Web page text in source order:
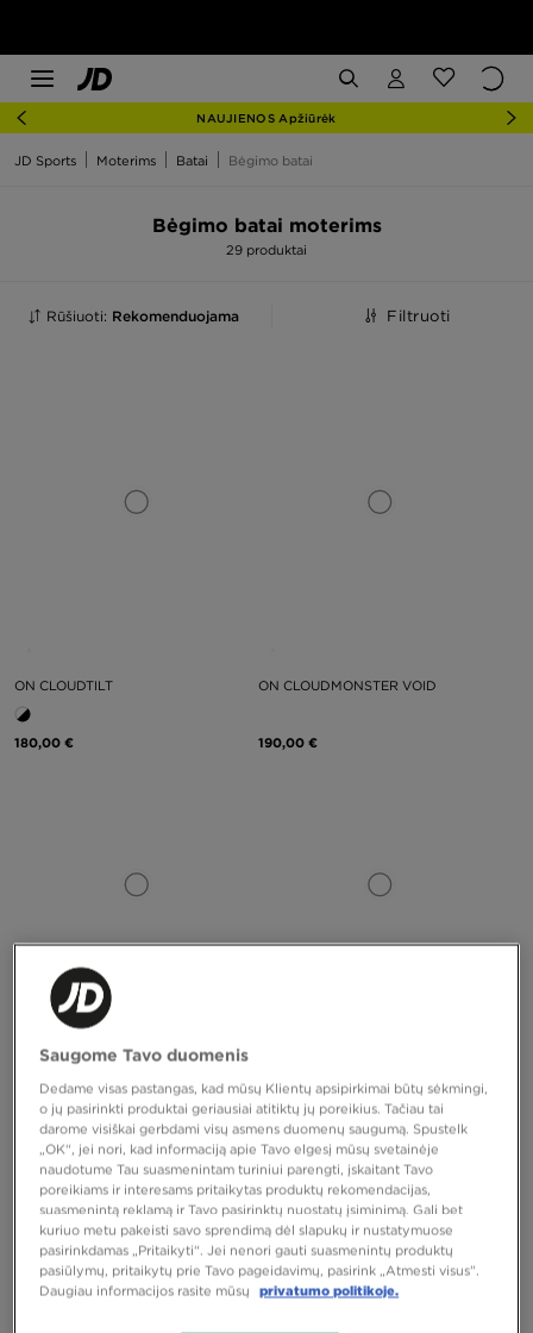
NAUJIENOS Apžiūrėk
JD Sports Moterims Batai Bėgimo batai
Bėgimo batai moterims
29 produktai
Rūšiuoti: Rekomenduojama Filtruoti
ON CLOUDTILT
180,00 €
ON CLOUDMONSTER VOID
190,00 €
ON CLOUDHORIZON 2 WP
210,00 € 190,00 €
Saugome Tavo duomenis
Dedame visas pastangas, kad mūsų Klientų apsipirkimai būtų sėkmingi,
o jų pasirinkti produktai geriausiai atitiktų jų poreikius. Tačiau tai
darome visiškai gerbdami visų asmens duomenų saugumą. Spustelk
„OK“, jei nori, kad informaciją apie Tavo elgesį mūsų svetainėje
naudotume Tau suasmenintam turiniui parengti, įskaitant Tavo
poreikiams ir interesams pritaikytas produktų rekomendacijas,
suasmenintą reklamą ir Tavo pasirinktų nuostatų įsiminimą. Gali bet
kuriuo metu pakeisti savo sprendimą dėl slapukų ir nustatymuose
pasirinkdamas „Pritaikyti“. Jei nenori gauti suasmenintų produktų
pasiūlymų, pritaikytų prie Tavo pageidavimų, pasirink „Atmesti visus”.
Daugiau informacijos rasite mūsų
privatumo politikoje.